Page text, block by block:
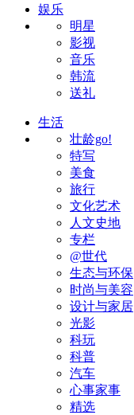
娱乐
明星
影视
音乐
韩流
送礼
生活
壮龄go!
特写
美食
旅行
文化艺术
人文史地
专栏
@世代
生态与环保
时尚与美容
设计与家居
光影
科玩
科普
汽车
心事家事
精选